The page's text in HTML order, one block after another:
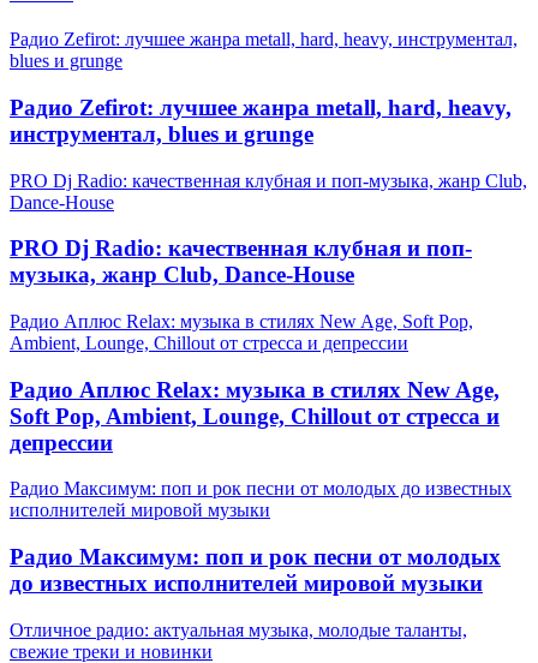
Радио Zefirot: лучшее жанра metall, hard, heavy, инструментал,
blues и grunge
Радио Zefirot: лучшее жанра metall, hard, heavy,
инструментал, blues и grunge
PRO Dj Radio: качественная клубная и поп-музыка, жанр Club,
Dance-House
PRO Dj Radio: качественная клубная и поп-
музыка, жанр Club, Dance-House
Радио Аплюс Relax: музыка в стилях New Age, Soft Pop,
Ambient, Lounge, Chillout от стресса и депрессии
Радио Аплюс Relax: музыка в стилях New Age,
Soft Pop, Ambient, Lounge, Chillout от стресса и
депрессии
Радио Максимум: поп и рок песни от молодых до известных
исполнителей мировой музыки
Радио Максимум: поп и рок песни от молодых
до известных исполнителей мировой музыки
Отличное радио: актуальная музыка, молодые таланты,
свежие треки и новинки